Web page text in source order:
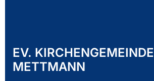
EV. KIRCHENGEMEINDE
METTMANN